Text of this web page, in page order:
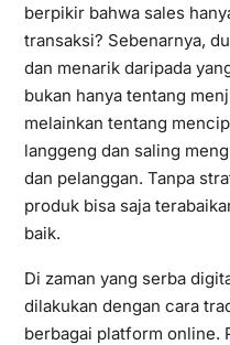
berpikir bahwa sales
transaksi? Sebenarnya,
dan menarik daripada
bukan hanya tentang
melainkan tentang
langgeng dan saling
dan pelanggan. Tanpa
produk bisa saja
baik.
Di zaman yang serba
dilakukan dengan cara
berbagai platform online.